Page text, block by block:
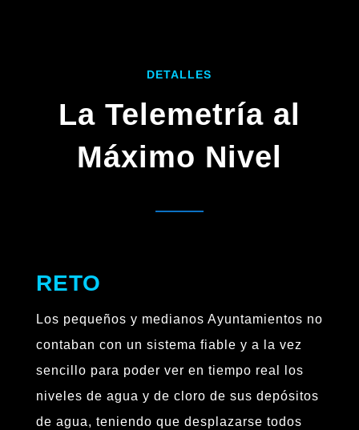
DETALLES
La Telemetría al
Máximo Nivel
RETO
Los pequeños y medianos Ayuntamientos no
contaban con un sistema fiable y a la vez
sencillo para poder ver en tiempo real los
niveles de agua y de cloro de sus depósitos
de agua, teniendo que desplazarse todos